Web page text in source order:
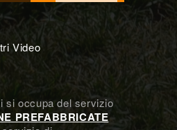
Video
si occupa del servizio
PREFABBRICATE